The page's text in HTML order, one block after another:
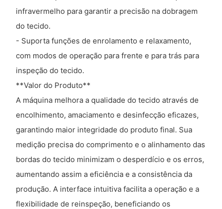
infravermelho para garantir a precisão na dobragem
do tecido.
- Suporta funções de enrolamento e relaxamento,
com modos de operação para frente e para trás para
inspeção do tecido.
**Valor do Produto**
A máquina melhora a qualidade do tecido através de
encolhimento, amaciamento e desinfecção eficazes,
garantindo maior integridade do produto final. Sua
medição precisa do comprimento e o alinhamento das
bordas do tecido minimizam o desperdício e os erros,
aumentando assim a eficiência e a consistência da
produção. A interface intuitiva facilita a operação e a
flexibilidade de reinspeção, beneficiando os